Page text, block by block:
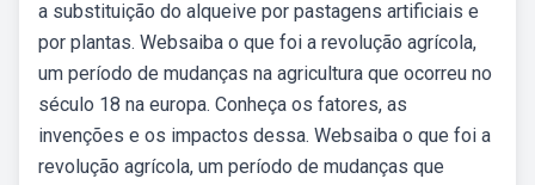
a substituição do alqueive por pastagens artificiais e
por plantas. Websaiba o que foi a revolução agrícola,
um período de mudanças na agricultura que ocorreu no
século 18 na europa. Conheça os fatores, as
invenções e os impactos dessa. Websaiba o que foi a
revolução agrícola, um período de mudanças que